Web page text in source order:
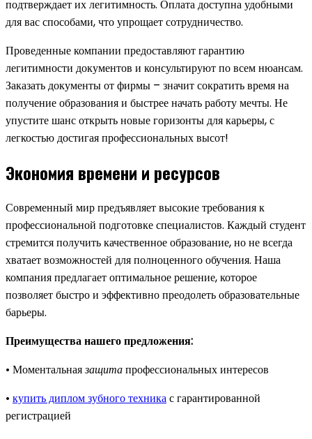
подтверждает их легитимность. Оплата доступна удобными
для вас способами, что упрощает сотрудничество.
Проведенные компании предоставляют гарантию
легитимности документов и консультируют по всем нюансам.
Заказать документы от фирмы – значит сократить время на
получение образования и быстрее начать работу мечты. Не
упустите шанс открыть новые горизонты для карьеры, с
легкостью достигая профессиональных высот!
Экономия времени и ресурсов
Современный мир предъявляет высокие требования к
профессиональной подготовке специалистов. Каждый студент
стремится получить качественное образование, но не всегда
хватает возможностей для полноценного обучения. Наша
компания предлагает оптимальное решение, которое
позволяет быстро и эффективно преодолеть образовательные
барьеры.
Преимущества нашего предложения:
• Моментальнаязащитапрофессиональных интересов
• купить диплом зубного техникас гарантированной
регистрацией